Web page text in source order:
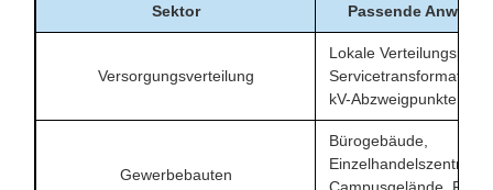
Sektor Passende
Versorgungsverteilung
Lokale
kV-Abzweigpunkte
Gewerbebauten
Bürogebäude,
Einzelhandelszentren,
Campusgelände,